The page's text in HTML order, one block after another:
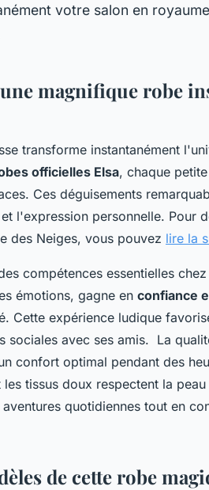
votre salon en
magnifique robe
transforme instantanément
officielles Elsa, chaque
Ces déguisements
l'expression personnelle. Pour
des Neiges, vous pouvez lire la
compétences essentielles
émotions, gagne en confiance
Cette expérience ludique
sociales avec ses amis. La
confort optimal pendant des
tissus doux respectent la
quotidiennes tout en
de cette robe